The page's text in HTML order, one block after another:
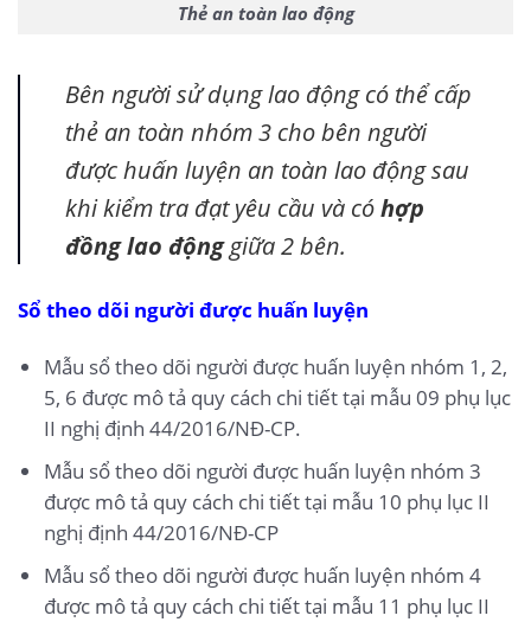
Thẻ an toàn lao động
Bên người sử dụng lao động có thể cấp
thẻ an toàn nhóm 3 cho bên người
được huấn luyện an toàn lao động sau
khi kiểm tra đạt yêu cầu và cóhợp
đồng lao độnggiữa 2 bên.
Sổ theo dõi người được huấn luyện
Mẫu sổ theo dõi người được huấn luyện nhóm 1, 2,
5, 6 được mô tả quy cách chi tiết tại mẫu 09 phụ lục
II nghị định 44/2016/NĐ-CP.
Mẫu sổ theo dõi người được huấn luyện nhóm 3
được mô tả quy cách chi tiết tại mẫu 10 phụ lục II
nghị định 44/2016/NĐ-CP
Mẫu sổ theo dõi người được huấn luyện nhóm 4
được mô tả quy cách chi tiết tại mẫu 11 phụ lục II